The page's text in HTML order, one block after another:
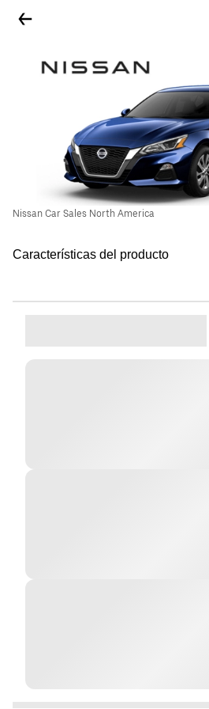
Nissan Car Sales North America
Características del producto